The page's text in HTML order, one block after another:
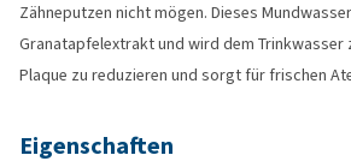
Zähneputzen nicht mögen. Dieses
Granatapfelextrakt und wird dem Trinkwasser
Plaque zu reduzieren und sorgt für frischen
Eigenschaften